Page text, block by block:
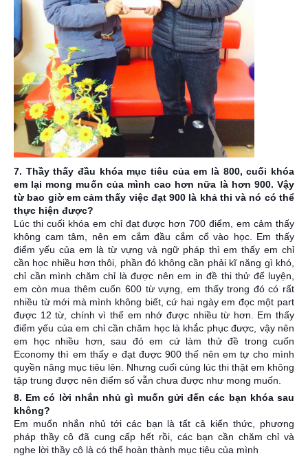
7. Thầy thấy đầu khóa mục tiêu của em là 800, cuối khóa
em lại mong muốn của mình cao hơn nữa là hơn 900. Vậy
từ bao giờ em cảm thấy việc đạt 900 là khả thi và nó có thể
thực hiện được?
Lúc thi cuối khóa em chỉ đạt được hơn 700 điểm, em cảm thấy
không cam tâm, nên em cắm đầu cắm cổ vào học. Em thấy
điểm yếu của em là từ vựng và ngữ pháp thì em thấy em chỉ
cần học nhiều hơn thôi, phần đó không cần phải kĩ năng gì khó,
chỉ cần mình chăm chỉ là được nên em in đề thi thử để luyện,
em còn mua thêm cuốn 600 từ vựng, em thấy trong đó có rất
nhiều từ mới mà mình không biết, cứ hai ngày em đọc một part
được 12 từ, chính vì thế em nhớ được nhiều từ hơn. Em thấy
điểm yếu của em chỉ cần chăm học là khắc phục được, vậy nên
em học nhiều hơn, sau đó em cứ làm thử đề trong cuốn
Economy thì em thấy e đạt được 900 thế nên em tự cho mình
quyền nâng mục tiêu lên. Nhưng cuối cùng lúc thi thật em không
tập trung được nên điểm số vẫn chưa được như mong muốn.
8. Em có lời nhắn nhủ gì muốn gửi đến các bạn khóa sau
không?
Em muốn nhắn nhủ tới các bạn là tất cả kiến thức, phương
pháp thầy cô đã cung cấp hết rồi, các bạn cần chăm chỉ và
nghe lời thầy cô là có thể hoàn thành mục tiêu của mình